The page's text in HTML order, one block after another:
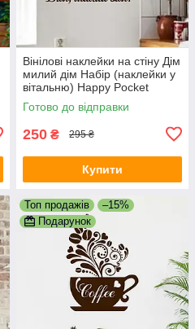
Вінілові наклейки на стіну Дім
милий дім Набір (наклейки у
вітальню) Happy Pocket
Коричневий матовий
Готово до відправки
250 ₴ 295 ₴
Купити
Топ продажів
–15%
Подарунок